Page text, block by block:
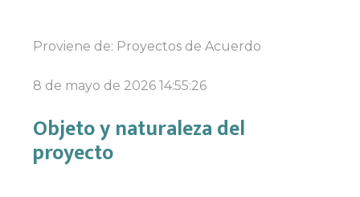
Proviene de: Proyectos de Acuerdo
8 de mayo de 2026 14:55:26
Objeto y naturaleza del
proyecto